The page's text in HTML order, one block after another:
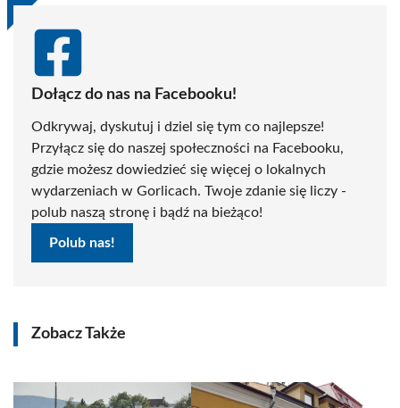
Dołącz do nas na Facebooku!
Odkrywaj, dyskutuj i dziel się tym co najlepsze!
Przyłącz się do naszej społeczności na Facebooku,
gdzie możesz dowiedzieć się więcej o lokalnych
wydarzeniach w Gorlicach. Twoje zdanie się liczy -
polub naszą stronę i bądź na bieżąco!
Polub nas!
Zobacz Także